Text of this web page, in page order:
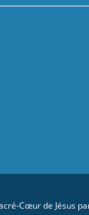
Cœur de Jésus